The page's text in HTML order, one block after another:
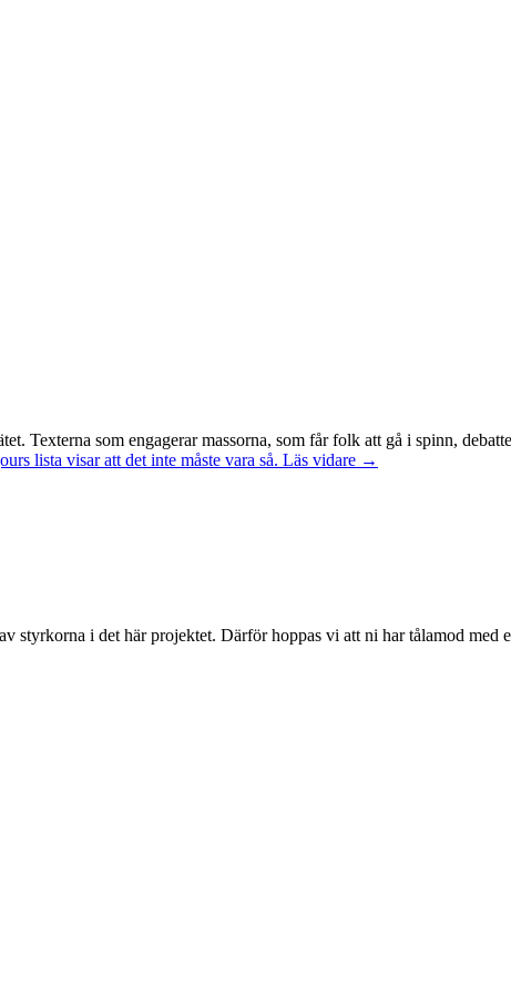
Texterna som engagerar massorna, som får folk att gå i spinn,
lista visar att det inte måste vara så. Läs vidare →
styrkorna i det här projektet. Därför hoppas vi att ni har tålamod med